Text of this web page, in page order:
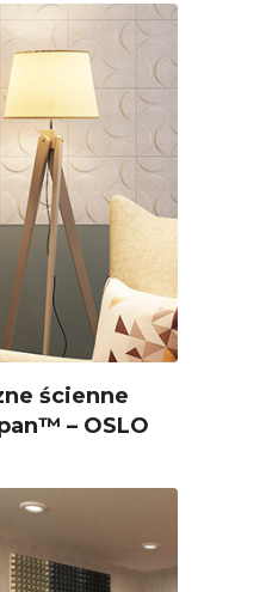
ścienne
– OSLO